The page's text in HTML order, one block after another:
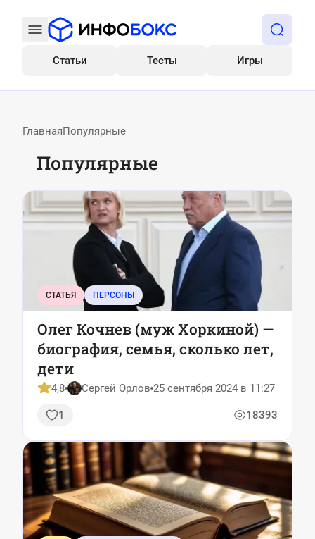
Статьи Тесты Игры
ГлавнаяПопулярные
Популярные
СТАТЬЯ ПЕРСОНЫ
Олег Кочнев (муж Хоркиной) —
биография, семья, сколько лет,
дети
4,8 Сергей Орлов 25 сентября 2024 в 11:27
1 18393